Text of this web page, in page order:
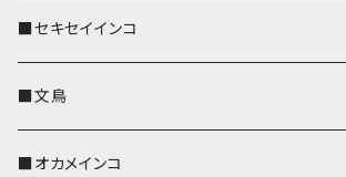
■セキセイインコ
キーカバー
キーホルダー
■文鳥
キーカバー
■オカメインコ